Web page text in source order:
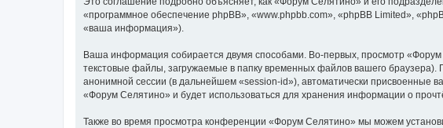
«программное обеспечение phpBB», «www.phpbb.com», «phpBB Limited»,
«ваша информация»).
Ваша информация собирается двумя способами. Во-первых, просмотр
текстовые файлы, загружаемые в папку временных файлов вашего
анонимной сессии (в дальнейшем «session-id»), автоматически присвоенные
«Форум Селятино» и будет использоваться для хранения информации о
Также во время просмотра конференции «Форум Селятино» мы можем